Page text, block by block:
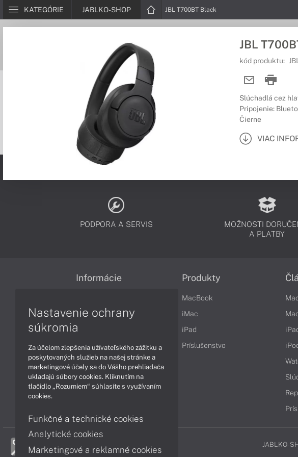
KATEGÓRIE JABLKO-SHOP JBL T700BT Black
JBL
kód produktu:
Slúchadlá cez
Pripojenie:
Čierne
VIAC
PODPORA A SERVIS
MOŽNOSTI
A PLATBY
Informácie
Reklamačné podmienky
Ochrana osobných údajov
Vrátenie tovaru
Vyhlásenie o prístupnosti
Cookies
Produkty
MacBook
iMac
iPad
Príslušenstvo
JABLKO-
Nastavenie ochrany
súkromia
Za účelom zlepšenia užívateľského zážitku a
poskytovaných služieb na našej stránke a
marketingové účely sa do Vášho prehliadača
ukladajú súbory cookies. Kliknutím na
tlačidlo „Rozumiem“ súhlasíte s využívaním
cookies.
Funkčné a technické cookies
Analytické cookies
Marketingové a reklamné cookies